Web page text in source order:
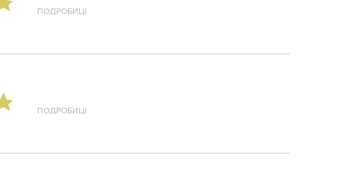
ПОДРОБИЦІ
ПОДРОБИЦІ